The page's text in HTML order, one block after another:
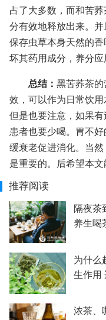
占了大多数，而和苦
分有效地释放出来。
保存虫草本身天然的
坏其药用成分，养分应
总结： 黑苦荞茶
效，可以作为日常饮用
但是也要注意，如果
患者也要少喝。胃不
缓衰老促进消化。当
是重要的。后希望本文
推荐阅读
隔夜茶
养生喝
为什么
生作用
浓茶、